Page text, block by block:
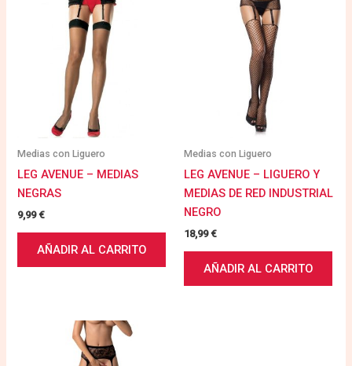
Medias con Liguero
LEG AVENUE – MEDIAS
NEGRAS
9,99€
AÑADIR AL CARRITO
Medias con Liguero
LEG AVENUE – LIGUERO Y
MEDIAS DE RED INDUSTRIAL
NEGRO
18,99€
AÑADIR AL CARRITO